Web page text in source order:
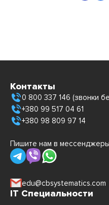
Контакты
0 800 337 146 (звонки
+380 99 517 04 61
+380 98 809 97 14
Пишите нам в мессенджеры
edu@cbsystematics.com
IT Специальности